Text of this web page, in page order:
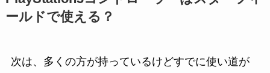
ールドで使える？
次は、多くの方が持っているけどすでに使い道が